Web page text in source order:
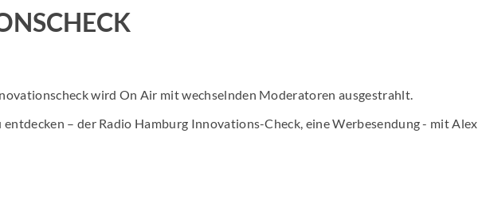
HH2 Eventtipp
wird On Air mit wechselnden Moderatoren ausgestrahlt.
entdecken – der Radio Hamburg Innovations-Check, eine Werbesendung - mit Alex